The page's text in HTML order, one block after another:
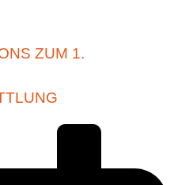
ZUM 1.